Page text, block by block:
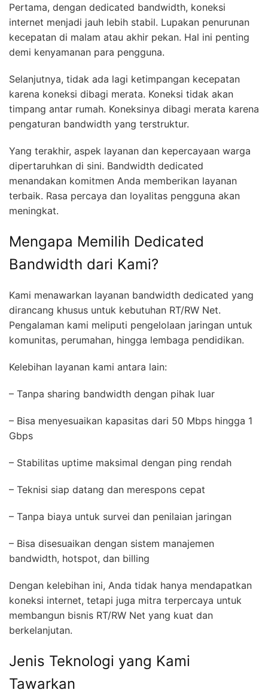
Pertama, dengan dedicated bandwidth, koneksi
internet menjadi jauh lebih stabil. Lupakan penurunan
kecepatan di malam atau akhir pekan. Hal ini penting
demi kenyamanan para pengguna.
Selanjutnya, tidak ada lagi ketimpangan kecepatan
karena koneksi dibagi merata. Koneksi tidak akan
timpang antar rumah. Koneksinya dibagi merata karena
pengaturan bandwidth yang terstruktur.
Yang terakhir, aspek layanan dan kepercayaan warga
dipertaruhkan di sini. Bandwidth dedicated
menandakan komitmen Anda memberikan layanan
terbaik. Rasa percaya dan loyalitas pengguna akan
meningkat.
Mengapa Memilih Dedicated
Bandwidth dari Kami?
Kami menawarkan layanan bandwidth dedicated yang
dirancang khusus untuk kebutuhan RT/RW Net.
Pengalaman kami meliputi pengelolaan jaringan untuk
komunitas, perumahan, hingga lembaga pendidikan.
Kelebihan layanan kami antara lain:
– Tanpa sharing bandwidth dengan pihak luar
– Bisa menyesuaikan kapasitas dari 50 Mbps hingga 1
Gbps
– Stabilitas uptime maksimal dengan ping rendah
– Teknisi siap datang dan merespons cepat
– Tanpa biaya untuk survei dan penilaian jaringan
– Bisa disesuaikan dengan sistem manajemen
bandwidth, hotspot, dan billing
Dengan kelebihan ini, Anda tidak hanya mendapatkan
koneksi internet, tetapi juga mitra terpercaya untuk
membangun bisnis RT/RW Net yang kuat dan
berkelanjutan.
Jenis Teknologi yang Kami
Tawarkan